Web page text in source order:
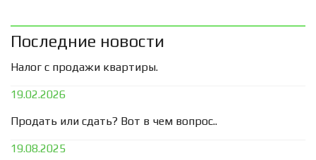
Последние новости
Налог с продажи квартиры.
19.02.2026
Продать или сдать? Вот в чем вопрос..
19.08.2025